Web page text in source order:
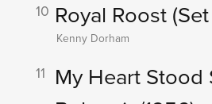
10 Royal Roost
Kenny Dorham
11 My Heart Stood